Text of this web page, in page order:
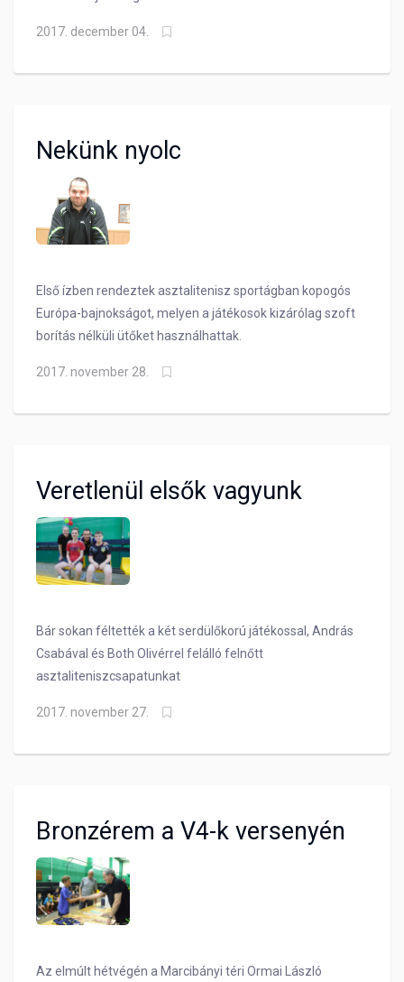
2017. december 04.
Nekünk nyolc
Első ízben rendeztek asztalitenisz sportágban kopogós
Európa-bajnokságot, melyen a játékosok kizárólag szoft
borítás nélküli ütőket használhattak.
2017. november 28.
Veretlenül elsők vagyunk
Bár sokan féltették a két serdülőkorú játékossal, András
Csabával és Both Olivérrel felálló felnőtt
asztaliteniszcsapatunkat
2017. november 27.
Bronzérem a V4-k versenyén
Az elmúlt hétvégén a Marcibányi téri Ormai László